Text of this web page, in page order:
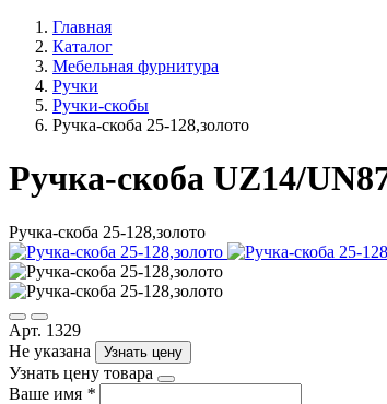
Главная
Каталог
Мебельная фурнитура
Ручки
Ручки-скобы
Ручка-скоба 25-128,золото
Ручка-скоба UZ14/
Ручка-скоба 25-128,золото
Арт. 1329
Не указана
Узнать цену
Узнать цену товара
Ваше имя *